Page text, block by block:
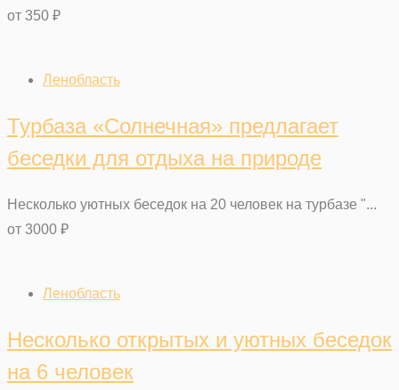
от 350 ₽
Ленобласть
Турбаза «Солнечная» предлагает
беседки для отдыха на природе
Несколько уютных беседок на 20 человек на турбазе "...
от 3000 ₽
Ленобласть
Несколько открытых и уютных беседок
на 6 человек